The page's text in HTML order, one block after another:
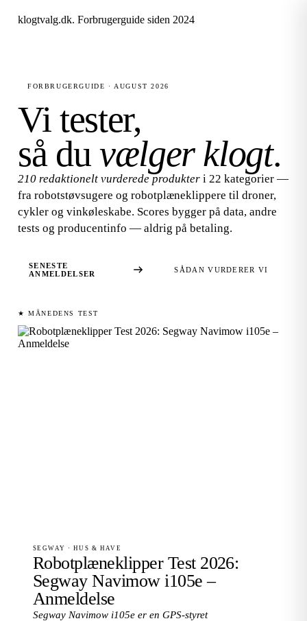
klogtvalg.dk. Forbrugerguide siden 2024
FORBRUGERGUIDE · AUGUST 2026
Vi tester,
så du vælger klogt.
210 redaktionelt vurderede produkter i 22 kategorier —
fra robotstøvsugere og robotplæneklippere til droner,
cykler og vinkøleskabe. Scores bygger på data, andre
tests og producentinfo — aldrig på betaling.
SENESTE
ANMELDELSER
SÅDAN VURDERER VI
★ MÅNEDENS TEST
SEGWAY · HUS & HAVE
Robotplæneklipper Test 2026:
Segway Navimow i105e –
Anmeldelse
Segway Navimow i105e er en GPS-styret